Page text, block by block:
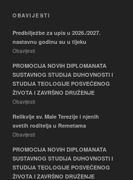
OBAVIJESTI
Predbilježbe za upis u 2026./2027.
nastavnu godinu su u tijeku
Obavijesti
PROMOCIJA NOVIH DIPLOMANATA
SUSTAVNOG STUDIJA DUHOVNOSTI I
STUDIJA TEOLOGIJE POSVEĆENOG
ŽIVOTA I ZAVRŠNO DRUŽENJE
Obavijesti
Relikvije sv. Male Terezije i njenih
svetih roditelja u Remetama
Obavijesti
PROMOCIJA NOVIH DIPLOMANATA
SUSTAVNOG STUDIJA DUHOVNOSTI I
STUDIJA TEOLOGIJE POSVEĆENOG
ŽIVOTA I ZAVRŠNO DRUŽENJE